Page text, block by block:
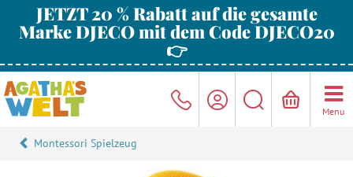
JETZT 20 % Rabatt auf die gesamte
Marke DJECO mit dem Code DJECO20
👉
Menu
Montessori Spielzeug